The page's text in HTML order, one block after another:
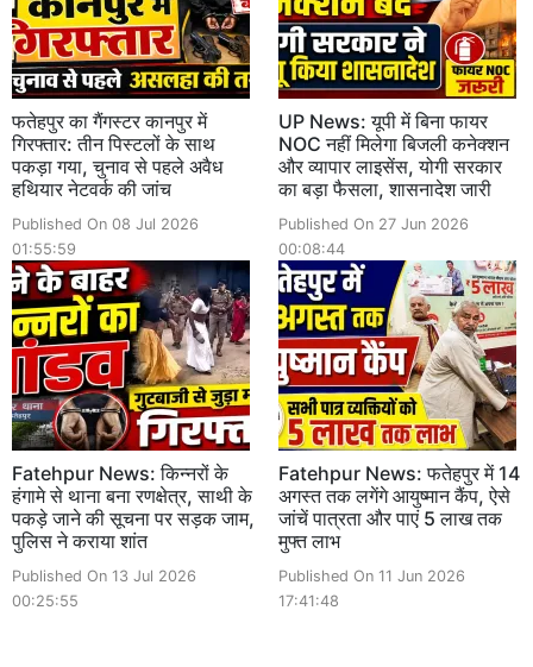
फतेहपुर का गैंगस्टर कानपुर में
गिरफ्तार: तीन पिस्टलों के साथ
पकड़ा गया, चुनाव से पहले अवैध
हथियार नेटवर्क की जांच
Published On 08 Jul 2026
01:55:59
UP News: यूपी में बिना फायर
NOC नहीं मिलेगा बिजली कनेक्शन
और व्यापार लाइसेंस, योगी सरकार
का बड़ा फैसला, शासनादेश जारी
Published On 27 Jun 2026
00:08:44
Fatehpur News: किन्नरों के
हंगामे से थाना बना रणक्षेत्र, साथी के
पकड़े जाने की सूचना पर सड़क जाम,
पुलिस ने कराया शांत
Published On 13 Jul 2026
00:25:55
Fatehpur News: फतेहपुर में 14
अगस्त तक लगेंगे आयुष्मान कैंप, ऐसे
जांचें पात्रता और पाएं 5 लाख तक
मुफ्त लाभ
Published On 11 Jun 2026
17:41:48